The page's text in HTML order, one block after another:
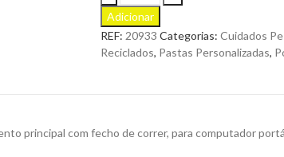
Porta
Documentos
Rickey
em
Personalizar
Adicionar
REF: 20933 Categorias: Cuidados
Reciclados, Pastas Personalizadas,
principal com fecho de correr, para computador